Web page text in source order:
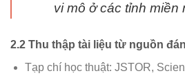
vi mô ở các tỉnh miền
2.2 Thu thập tài liệu từ nguồn
Tạp chí học thuật: JSTOR,